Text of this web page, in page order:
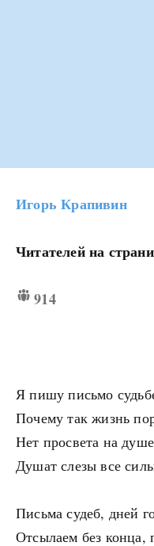
Игорь Крапивин
Читателей на
914
Я пишу письмо
Почему так жизнь
Нет просвета на
Душат слезы все
Письма судеб, дней
Отсылаем без конца,